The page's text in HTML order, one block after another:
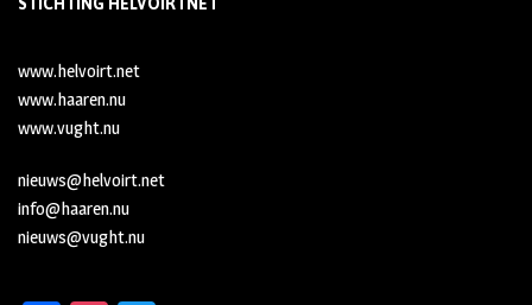
www.helvoirt.net
www.haaren.nu
www.vught.nu
nieuws@helvoirt.net
info@haaren.nu
nieuws@vught.nu